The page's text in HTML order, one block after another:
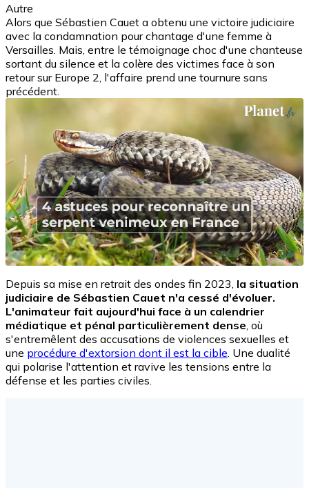
Autre
Alors que Sébastien Cauet a obtenu une victoire judiciaire
avec la condamnation pour chantage d'une femme à
Versailles. Mais, entre le témoignage choc d'une chanteuse
sortant du silence et la colère des victimes face à son
retour sur Europe 2, l'affaire prend une tournure sans
précédent.
Depuis sa mise en retrait des ondes fin 2023, la situation
judiciaire de Sébastien Cauet n'a cessé d'évoluer.
L'animateur fait aujourd'hui face à un calendrier
médiatique et pénal particulièrement dense , où
s'entremêlent des accusations de violences sexuelles et
une procédure d'extorsion dont il est la cible . Une dualité
qui polarise l'attention et ravive les tensions entre la
défense et les parties civiles.